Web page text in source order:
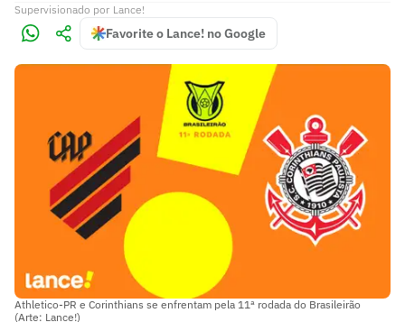
Supervisionado por Lance!
Favorite o Lance! no Google
Athletico-PR e Corinthians se enfrentam pela 11ª rodada do Brasileirão
(Arte: Lance!)